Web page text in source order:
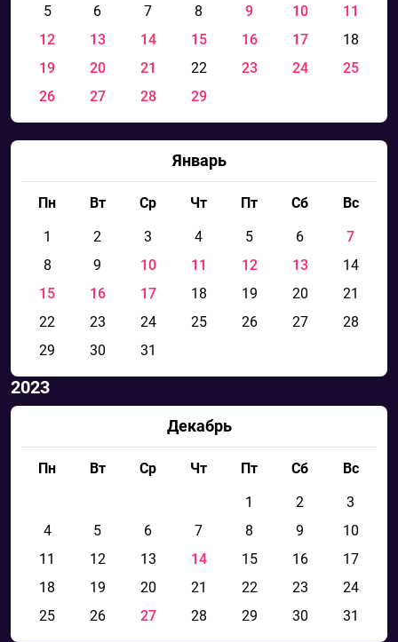
5
6 7 8 9 10
11
12
13 14 15 16 17
18
19
20 21 22 23 24
25
26
27 28 29
Январь
Пн Вт Ср Чт Пт Сб
Вс
1
2 3 4 5 6
7
8
9 10 11 12 13
14
15
16 17 18 19 20
21
22
23 24 25 26 27
28
29
30 31
2023
Декабрь
Пн Вт Ср Чт Пт Сб
Вс
1
2
3
4
5 6 7 8 9
10
11
12 13 14 15 16
17
18
19 20 21 22 23
24
25
26 27 28 29 30 31